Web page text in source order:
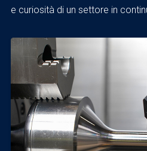
e curiosità di un settore in